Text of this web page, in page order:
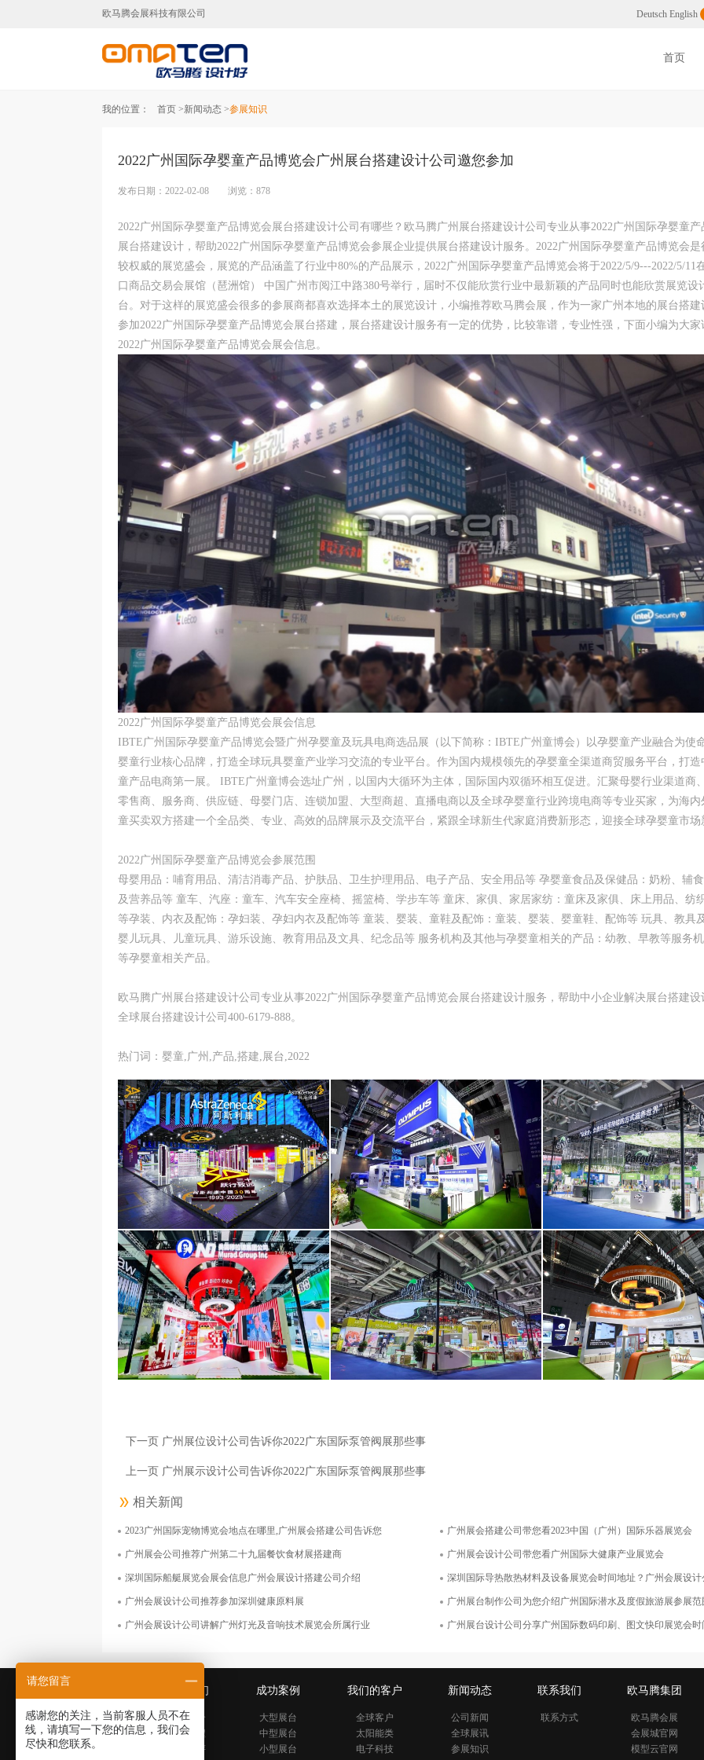
欧马腾会展科技有限公司 Deutsch English
首页
我的位置： 首页 >新闻动态 >参展知识
2022广州国际孕婴童产品博览会广州展台搭建设计公司邀您参加
发布日期：2022-02-08 浏览：878
2022广州国际孕婴童产品博览会展台搭建设计公司有哪些？欧马腾广州展台搭建设计公司专业从事2022广州国际孕婴童产
展台搭建设计，帮助2022广州国际孕婴童产品博览会参展企业提供展台搭建设计服务。2022广州国际孕婴童产品博览会是
较权威的展览盛会，展览的产品涵盖了行业中80%的产品展示，2022广州国际孕婴童产品博览会将于2022/5/9---2022/5/11
口商品交易会展馆（琶洲馆） 中国广州市阅江中路380号举行，届时不仅能欣赏行业中最新颖的产品同时也能欣赏展览设
台。对于这样的展览盛会很多的参展商都喜欢选择本土的展览设计，小编推荐欧马腾会展，作为一家广州本地的展台搭建
参加2022广州国际孕婴童产品博览会展台搭建，展台搭建设计服务有一定的优势，比较靠谱，专业性强，下面小编为大家
2022广州国际孕婴童产品博览会展会信息。
2022广州国际孕婴童产品博览会展会信息
IBTE广州国际孕婴童产品博览会暨广州孕婴童及玩具电商选品展（以下简称：IBTE广州童博会）以孕婴童产业融合为使
婴童行业核心品牌，打造全球玩具婴童产业学习交流的专业平台。作为国内规模领先的孕婴童全渠道商贸服务平台，打造
童产品电商第一展。 IBTE广州童博会选址广州，以国内大循环为主体，国际国内双循环相互促进。汇聚母婴行业渠道商
零售商、服务商、供应链、母婴门店、连锁加盟、大型商超、直播电商以及全球孕婴童行业跨境电商等专业买家，为海内
童买卖双方搭建一个全品类、专业、高效的品牌展示及交流平台，紧跟全球新生代家庭消费新形态，迎接全球孕婴童市场
2022广州国际孕婴童产品博览会参展范围
母婴用品：哺育用品、清洁消毒产品、护肤品、卫生护理用品、电子产品、安全用品等 孕婴童食品及保健品：奶粉、辅
及营养品等 童车、汽座：童车、汽车安全座椅、摇篮椅、学步车等 童床、家俱、家居家纺：童床及家俱、床上用品、纺
等孕装、内衣及配饰：孕妇装、孕妇内衣及配饰等 童装、婴装、童鞋及配饰：童装、婴装、婴童鞋、配饰等 玩具、教具
婴儿玩具、儿童玩具、游乐设施、教育用品及文具、纪念品等 服务机构及其他与孕婴童相关的产品：幼教、早教等服务
等孕婴童相关产品。
欧马腾广州展台搭建设计公司专业从事2022广州国际孕婴童产品博览会展台搭建设计服务，帮助中小企业解决展台搭建设
全球展台搭建设计公司400-6179-888。
热门词：婴童,广州,产品,搭建,展台,2022
阿斯利康医药（上海）有限公司 奥林巴斯（北京）销售服务有限公司 嘉吉投资（中国）有限
上海诺鼎生物科技有限公司 嘉吉投资（中国）有限公司 上海中实供应链管理有限
下一页 广州展位设计公司告诉你2022广东国际泵管阀展那些事
上一页 广州展示设计公司告诉你2022广东国际泵管阀展那些事
相关新闻
2023广州国际宠物博览会地点在哪里,广州展会搭建公司告诉您 广州展会搭建公司带您看2023中国（广州）国际乐器展览会
广州展会公司推荐广州第二十九届餐饮食材展搭建商 广州展会设计公司带您看广州国际大健康产业展览会
深圳国际船艇展览会展会信息广州会展设计搭建公司介绍 深圳国际导热散热材料及设备展览会时间地址？广州会展设
广州会展设计公司推荐参加深圳健康原料展 广州展台制作公司为您介绍广州国际潜水及度假旅游展参展范
广州会展设计公司讲解广州灯光及音响技术展览会所属行业 广州展台设计公司分享广州国际数码印刷、图文快印展览会时
关于我们
公司简介
发展历程
公司好评
成功案例
大型展台
中型展台
小型展台
我们的客户
全球客户
太阳能类
电子科技
新闻动态
公司新闻
全球展讯
参展知识
联系我们
联系方式
欧马腾集团
欧马腾会展
会展城官网
模型云官网
请您留言
感谢您的关注，当前客服人员不在
线，请填写一下您的信息，我们会
尽快和您联系。